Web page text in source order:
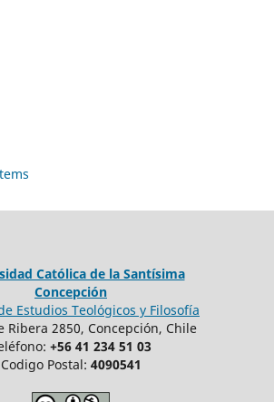
Católica de la Santísima
Concepción
Estudios Teológicos y Filosofía
Ribera 2850, Concepción, Chile
+56 41 234 51 03
Codigo Postal: 4090541